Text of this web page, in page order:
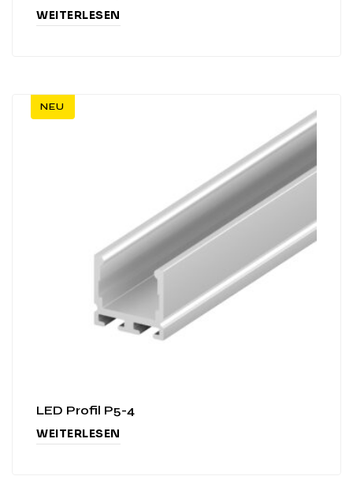
WEITERLESEN
NEU
LED Profil P5-4
WEITERLESEN